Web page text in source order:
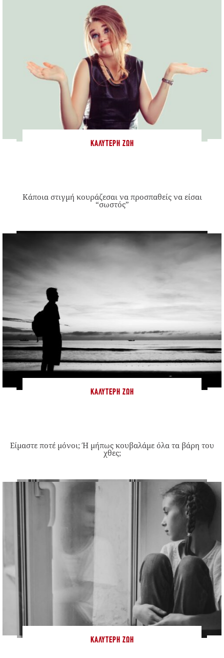
ΚΑΛΎΤΕΡΗ ΖΩΉ
Κάποια στιγμή κουράζεσαι να προσπαθείς να είσαι
“σωστός”
ΚΑΛΎΤΕΡΗ ΖΩΉ
Είμαστε ποτέ μόνοι; Ή μήπως κουβαλάμε όλα τα βάρη του
χθες;
ΚΑΛΎΤΕΡΗ ΖΩΉ